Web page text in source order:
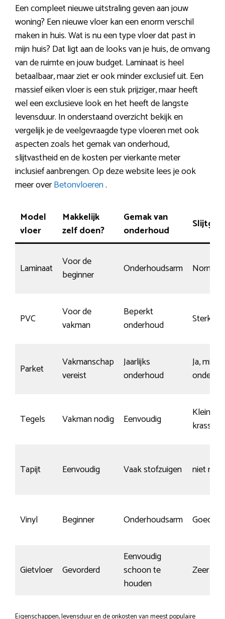
Een compleet nieuwe uitstraling geven aan jouw
woning? Een nieuwe vloer kan een enorm verschil
maken in huis. Wat is nu een type vloer dat past in
mijn huis? Dat ligt aan de looks van je huis, de omvang
van de ruimte en jouw budget. Laminaat is heel
betaalbaar, maar ziet er ook minder exclusief uit. Een
massief eiken vloer is een stuk prijziger, maar heeft
wel een exclusieve look en het heeft de langste
levensduur. In onderstaand overzicht bekijk en
vergelijk je de veelgevraagde type vloeren met ook
aspecten zoals het gemak van onderhoud,
slijtvastheid en de kosten per vierkante meter
inclusief aanbrengen. Op deze website lees je ook
meer overBetonvloeren.
Model
vloer
Makkelijk
zelf doen?
Gemak van
onderhoud
Laminaat
Voor de
beginner
Onderhoudsarm Normaal
PVC
Voor de
vakman
Beperkt
onderhoud
Sterk
Parket
Vakmanschap
vereist
Jaarlijks
onderhoud
Ja, mits
Tegels Vakman nodig Eenvoudig
Kleine
krassen
Tapijt Eenvoudig Vaak stofzuigen niet
Vinyl Beginner Onderhoudsarm Goed
Gietvloer Gevorderd
Eenvoudig
schoon te
houden
Zeer
Eigenschappen, levensduur en de onkosten van meest populaire